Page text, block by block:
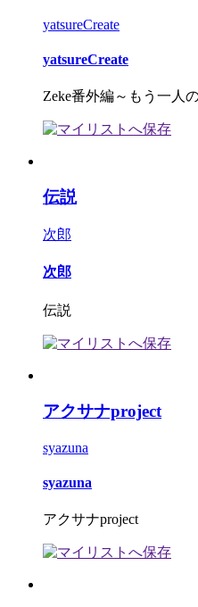
yatsureCreate
yatsureCreate
Zeke番外編～もう一人
伝説
次郎
次郎
伝説
アクサナproject
syazuna
syazuna
アクサナproject